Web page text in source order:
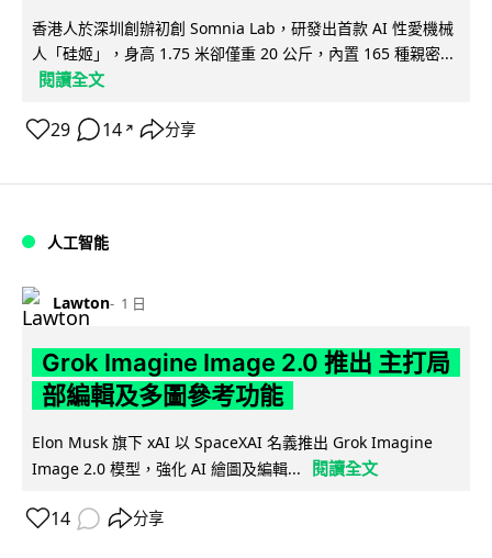
香港人於深圳創辦初創 Somnia Lab，研發出首款 AI 性愛機械
人「硅姬」，身高 1.75 米卻僅重 20 公斤，內置 165 種親密...
閱讀全文
29 14 ↗ 分享
人工智能
Lawton 1 日
Grok Imagine Image 2.0 推出 主打局
部編輯及多圖參考功能
Elon Musk 旗下 xAI 以 SpaceXAI 名義推出 Grok Imagine
Image 2.0 模型，強化 AI 繪圖及編輯...
閱讀全文
14 分享